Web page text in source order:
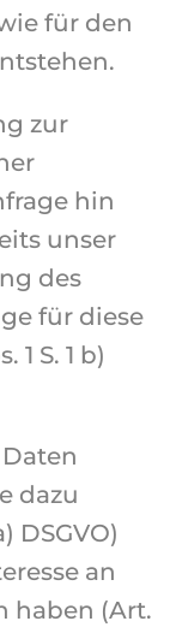
für den
zur
hin
unser
des
für diese
S. 1 b)
dazu
DSGVO)
an
haben (Art.